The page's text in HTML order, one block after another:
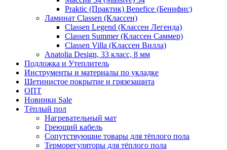
Praktic (Практик) Benefice (Бенифис)
Ламинат Classen (Классен)
Classen Legend (Классен Легенда)
Classen Summer (Классен Саммер)
Classen Villa (Классен Вилла)
Anatolia Design, 33 класс, 8 мм
Подложка и Утеплитель
Инструменты и материалы по укладке
Щетинистое покрытие и грязезащита
ОПТ
Новинки Sale
Тёплый пол
Нагревательный мат
Греющий кабель
Сопутствующие товары для тёплого пола
Терморегуляторы для тёплого пола